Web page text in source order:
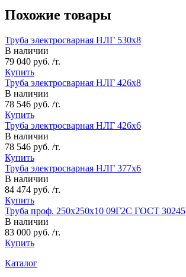
Похожие товары
Труба электросварная НЛГ 530х8
В наличии
79 040 руб. /т.
Купить
Труба электросварная НЛГ 426х8
В наличии
78 546 руб. /т.
Купить
Труба электросварная НЛГ 426х6
В наличии
78 546 руб. /т.
Купить
Труба электросварная НЛГ 377х6
В наличии
84 474 руб. /т.
Купить
Труба проф. 250х250х10 09Г2С ГОСТ 30245
В наличии
83 000 руб. /т.
Купить
Каталог